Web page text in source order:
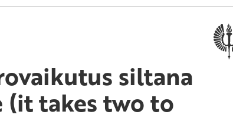
siltana
takes two to